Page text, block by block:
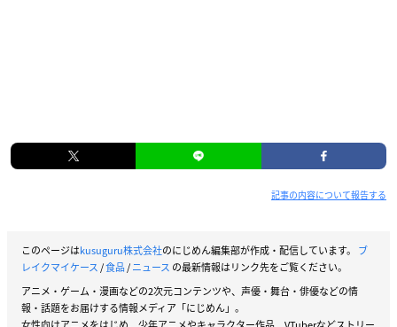
記事の内容について報告する
このページはkusuguru株式会社のにじめん編集部が作成・配信しています。 ブ
レイクマイケース/食品/ニュース の最新情報はリンク先をご覧ください。
アニメ・ゲーム・漫画などの2次元コンテンツや、声優・舞台・俳優などの情
報・話題をお届けする情報メディア「にじめん」。